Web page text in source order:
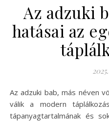
Az adzuki
hatásai az
Az adzuki bab, más néven vörös bab, egyre népszerűbbé
válik a modern
tápanyagtartalmának és